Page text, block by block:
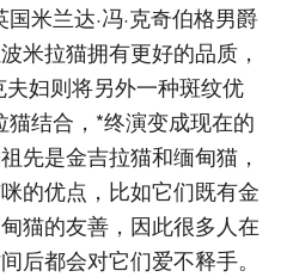
米兰达·冯·克奇伯格男爵
米拉猫拥有更好的品质，
妇则将另外一种斑纹优
结合，*终演变成现在的
先是金吉拉猫和缅甸猫，
的优点，比如它们既有金
猫的友善，因此很多人在
后都会对它们爱不释手。